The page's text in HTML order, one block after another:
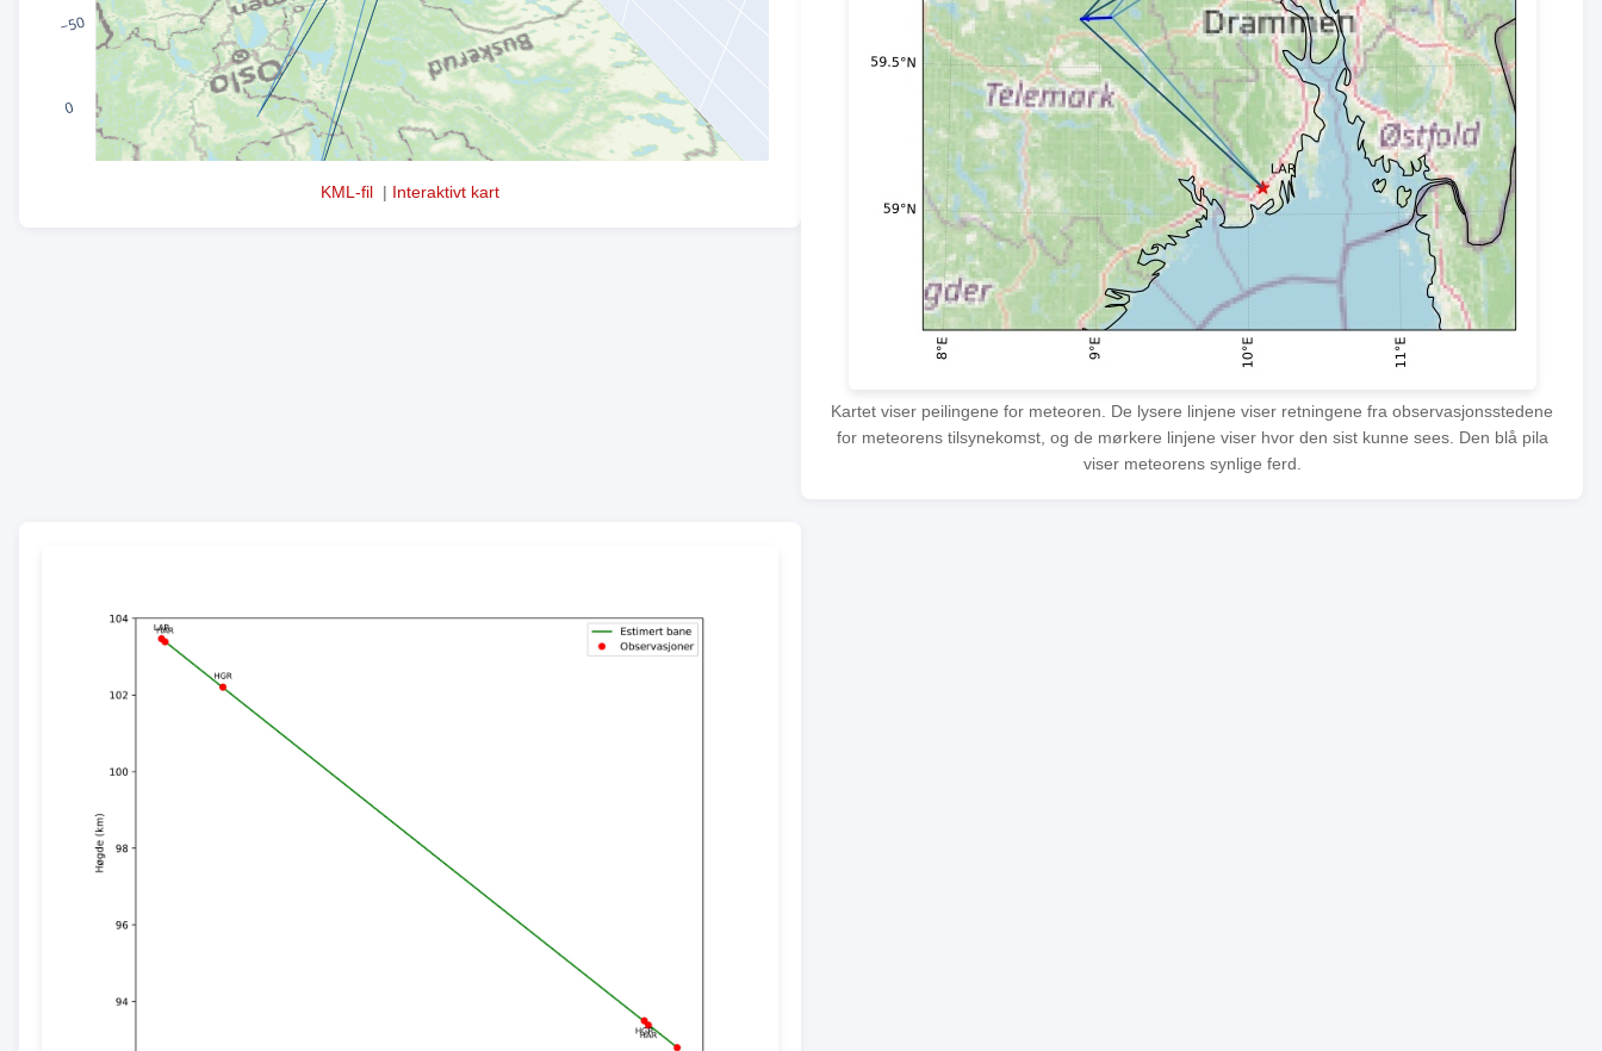
KML-fil | Interaktivt kart
Kartet viser peilingene for meteoren. De lysere linjene viser retningene fra observasjonsstedene
for meteorens tilsynekomst, og de mørkere linjene viser hvor den sist kunne sees. Den blå pila
viser meteorens synlige ferd.